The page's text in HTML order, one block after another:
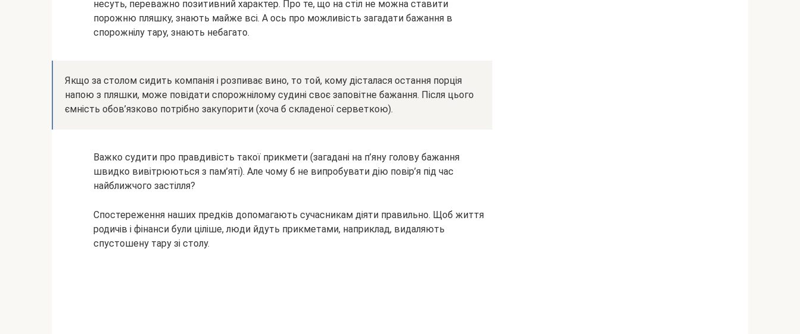
несуть, переважно позитивний характер. Про те, що на стіл не можна ставити
порожню пляшку, знають майже всі. А ось про можливість загадати бажання в
спорожнілу тару, знають небагато.
Якщо за столом сидить компанія і розпиває вино, то той, кому дісталася остання порція
напою з пляшки, може повідати спорожнілому судині своє заповітне бажання. Після цього
ємність обов’язково потрібно закупорити (хоча б складеної серветкою).
Важко судити про правдивість такої прикмети (загадані на п’яну голову бажання
швидко вивітрюються з пам’яті). Але чому б не випробувати дію повір’я під час
найближчого застілля?
Спостереження наших предків допомагають сучасникам діяти правильно. Щоб життя
родичів і фінанси були ціліше, люди йдуть прикметами, наприклад, видаляють
спустошену тару зі столу.